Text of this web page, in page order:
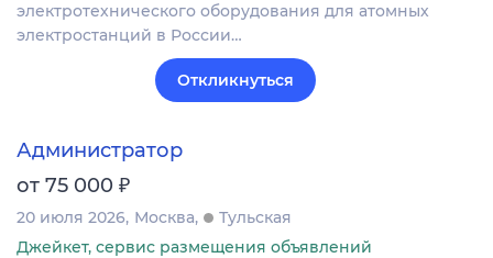
электротехнического оборудования для атомных
электростанций в России…
Откликнуться
Администратор
от 75 000 ₽
20 июля 2026 Москва
Тульская
Джейкет, сервис размещения объявлений